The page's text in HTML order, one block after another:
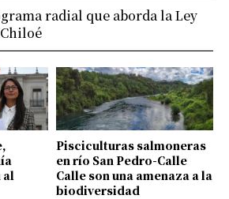
al
Pisciculturas salmoneras
en río San Pedro-Calle
Calle son una amenaza a la
biodiversidad
radial que aborda la Ley